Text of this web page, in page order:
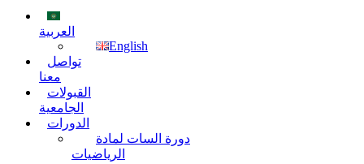
العربية
English
تواصل
معنا
القبولات
الجامعية
الدورات
دورة السات لمادة
الرياضيات